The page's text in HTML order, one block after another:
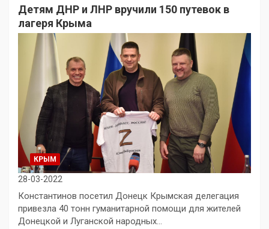
Детям ДНР и ЛНР вручили 150 путевок в
лагеря Крыма
КРЫМ
28-03-2022
Константинов посетил Донецк Крымская делегация
привезла 40 тонн гуманитарной помощи для жителей
Донецкой и Луганской народных…